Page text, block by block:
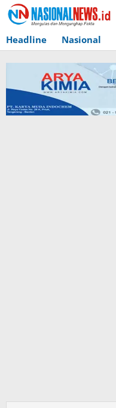
Lewati
ke
konten
Headline Nasional